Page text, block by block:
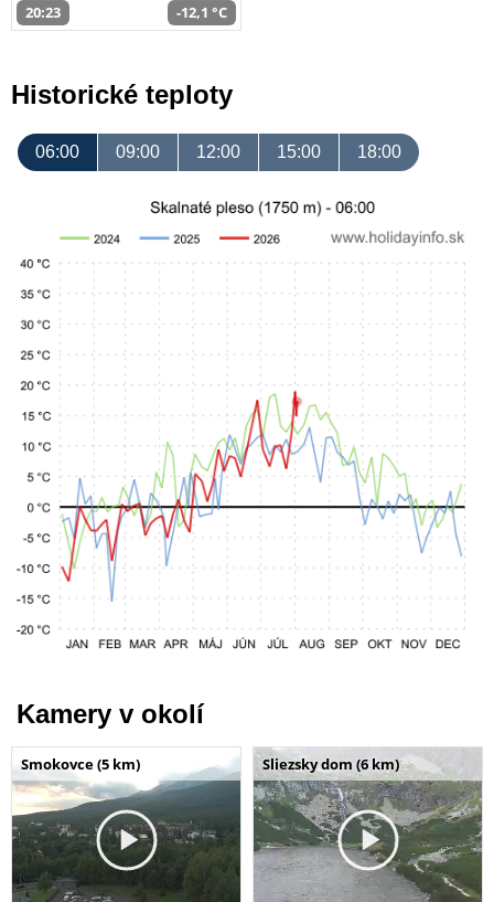
20:23 -12,1 °C
Historické teploty
06:00 09:00 12:00 15:00 18:00
Kamery v okolí
Smokovce (5 km) Sliezsky dom (6 km)